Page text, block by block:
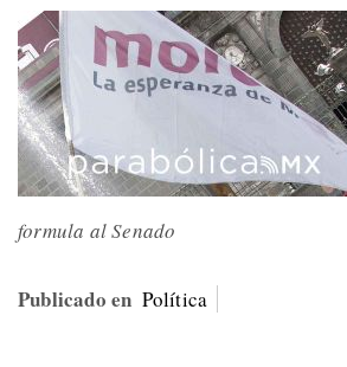
formula al Senado
Publicado en Política